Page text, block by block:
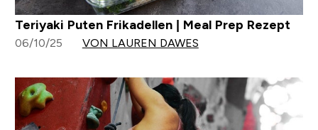
Teriyaki Puten Frikadellen | Meal Prep Rezept
06/10/25 VON LAUREN DAWES